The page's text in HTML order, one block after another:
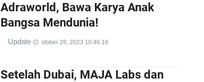
Adraworld, Bawa Karya Anak
Bangsa Mendunia!
Update stober 28, 2023 10:46:18
Setelah Dubai, MAJA Labs dan